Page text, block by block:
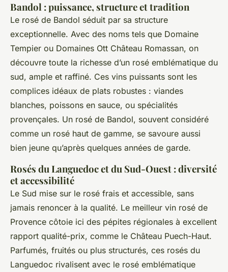
Bandol : puissance, structure et tradition
Le rosé de Bandol séduit par sa structure
exceptionnelle. Avec des noms tels que Domaine
Tempier ou Domaines Ott Château Romassan, on
découvre toute la richesse d’un rosé emblématique du
sud, ample et raffiné. Ces vins puissants sont les
complices idéaux de plats robustes : viandes
blanches, poissons en sauce, ou spécialités
provençales. Un rosé de Bandol, souvent considéré
comme un rosé haut de gamme, se savoure aussi
bien jeune qu’après quelques années de garde.
Rosés du Languedoc et du Sud-Ouest : diversité
et accessibilité
Le Sud mise sur le rosé frais et accessible, sans
jamais renoncer à la qualité. Le meilleur vin rosé de
Provence côtoie ici des pépites régionales à excellent
rapport qualité-prix, comme le Château Puech-Haut.
Parfumés, fruités ou plus structurés, ces rosés du
Languedoc rivalisent avec le rosé emblématique